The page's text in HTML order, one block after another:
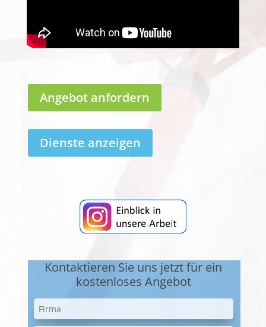
Angebot anfordern
Dienste anzeigen
Kontaktieren Sie uns jetzt für ein
kostenloses Angebot